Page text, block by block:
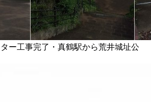
ー工事完了・真鶴駅から荒井城址公